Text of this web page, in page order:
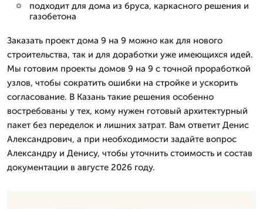
подходит для дома из бруса, каркасного решения и
газобетона
Заказать проект дома 9 на 9 можно как для нового
строительства, так и для доработки уже имеющихся идей.
Мы готовим проекты домов 9 на 9 с точной проработкой
узлов, чтобы сократить ошибки на стройке и ускорить
согласование. В Казань такие решения особенно
востребованы у тех, кому нужен готовый архитектурный
пакет без переделок и лишних затрат. Вам ответит Денис
Александрович, а при необходимости задайте вопрос
Александру и Денису, чтобы уточнить стоимость и состав
документации в августе 2026 году.